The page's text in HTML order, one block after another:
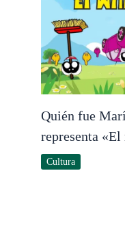
Quién fue
representa
Cultura